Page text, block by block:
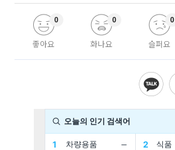
좋아요
0
화나요
0
슬퍼요
0